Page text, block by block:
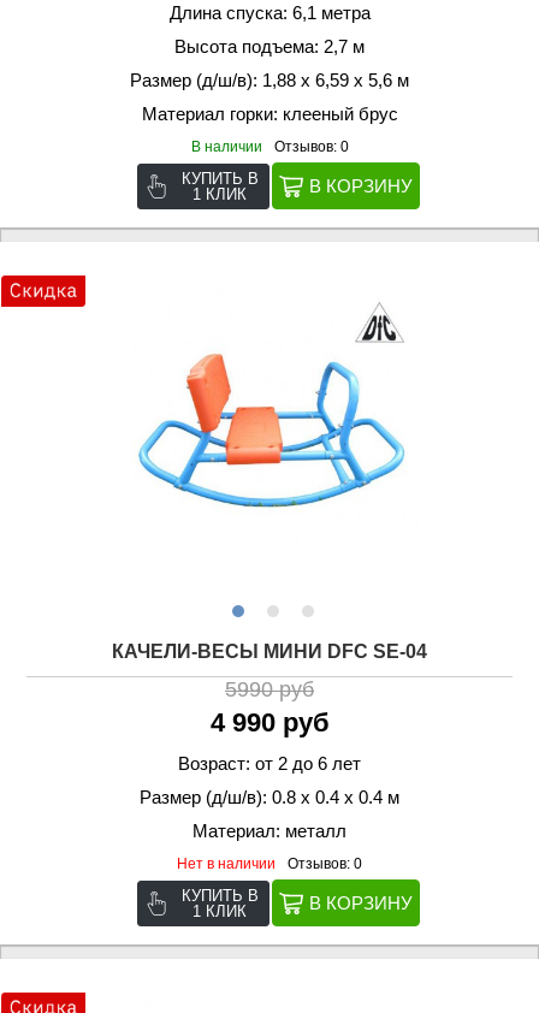
Длина спуска: 6,1 метра
Высота подъема: 2,7 м
Размер (д/ш/в): 1,88 х 6,59 х 5,6 м
Материал горки: клееный брус
В наличии Отзывов: 0
КУПИТЬ В
1 КЛИК
КАЧЕЛИ-ВЕСЫ МИНИ DFC SE-04
5990 руб
4 990 руб
Возраст: от 2 до 6 лет
Размер (д/ш/в): 0.8 х 0.4 х 0.4 м
Материал: металл
Нет в наличии Отзывов: 0
КУПИТЬ В
1 КЛИК